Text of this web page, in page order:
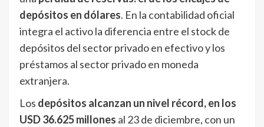
depósitos en dólares. En la contabilidad oficial
integra el activo la diferencia entre el stock de
depósitos del sector privado en efectivo y los
préstamos al sector privado en moneda
extranjera.
Los depósitos alcanzan un nivel récord, en los
USD 36.625 millones al 23 de diciembre, con un